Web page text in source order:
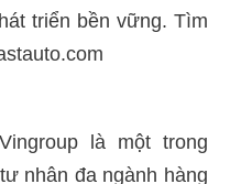
triển bền vững. Tìm
là một trong
nhân đa ngành hàng